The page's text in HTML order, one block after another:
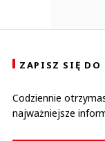
ZAPISZ SIĘ DO
Codziennie
najważniejsze